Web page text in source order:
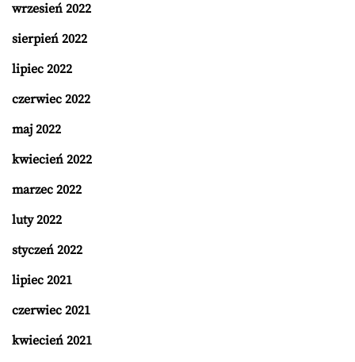
wrzesień 2022
sierpień 2022
lipiec 2022
czerwiec 2022
maj 2022
kwiecień 2022
marzec 2022
luty 2022
styczeń 2022
lipiec 2021
czerwiec 2021
kwiecień 2021